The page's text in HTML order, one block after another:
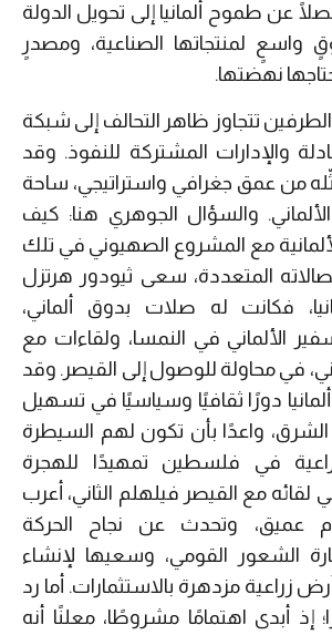
عن طموح ألمانيا إلى تحويل الدولة
واسعٍ لمنتجاتها الصناعية، ومصدرٍ
نهضتها.
تتجاوز ظاهر التحالف إلى شبكة
والإدارات المشتركة للنفوذ. وقد
من عمق جغرافي واستراتيجي، ساحة
والسؤال الجوهري هنا: كيف
مع المشروع الصهيوني في تلك
المتعددة، سعى ثيودور هرتزل
فكانت له صلات بدوق ألماني،
الألماني في النمسا، ولقاءات مع
في محاولة للوصول إلى القيصر. وقد
دورًا ثقافيًا وسياسيًا في تسهيل
واعدًا بأن تكون لهم السيطرة
في فلسطين تمهيدًا للهجرة
لقائه مع القيصر فيلهلم الثاني، أعرب
عميق، وتحدث عن نجاح الحركة
الشعور القومي، وسعيها لإنشاء
مزدهرة بالاستثمارات. أما رد
إذ أبدى اهتمامًا مشروطًا، معلنًا أنه